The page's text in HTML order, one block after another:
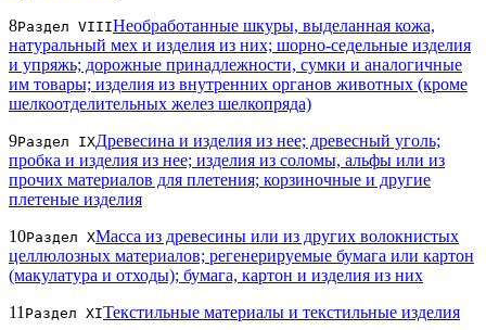
8Раздел VIIIНеобработанные шкуры, выделанная кожа,
натуральный мех и изделия из них; шорно-седельные изделия
и упряжь; дорожные принадлежности, сумки и аналогичные
им товары; изделия из внутренних органов животных (кроме
шелкоотделительных желез шелкопряда)
9Раздел IXДревесина и изделия из нее; древесный уголь;
пробка и изделия из нее; изделия из соломы, альфы или из
прочих материалов для плетения; корзиночные и другие
плетеные изделия
10Раздел XМасса из древесины или из других волокнистых
целлюлозных материалов; регенерируемые бумага или картон
(макулатура и отходы); бумага, картон и изделия из них
11 Раздел XIТекстильные материалы и текстильные изделия